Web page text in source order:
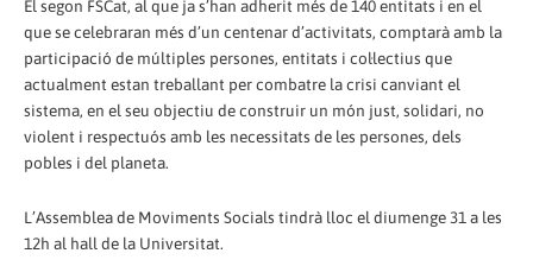
El segon FSCat, al que ja s’han adherit més de 140 entitats i en el
que se celebraran més d’un centenar d’activitats, comptarà amb la
participació de múltiples persones, entitats i col·lectius que
actualment estan treballant per combatre la crisi canviant el
sistema, en el seu objectiu de construir un món just, solidari, no
violent i respectuós amb les necessitats de les persones, dels
pobles i del planeta.
L’Assemblea de Moviments Socials tindrà lloc el diumenge 31 a les
12h al hall de la Universitat.